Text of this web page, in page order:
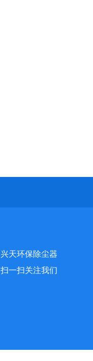
兴天环保除尘器
扫一扫关注我们